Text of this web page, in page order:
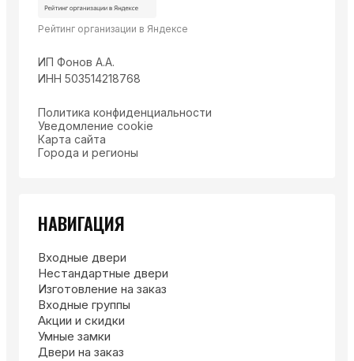
Рейтинг организации в Яндексе
ИП Фонов А.А.
ИНН 503514218768
Политика конфиденциальности
Уведомление cookie
Карта сайта
Города и регионы
НАВИГАЦИЯ
Входные двери
Нестандартные двери
Изготовление на заказ
Входные группы
Акции и скидки
Умные замки
Двери на заказ